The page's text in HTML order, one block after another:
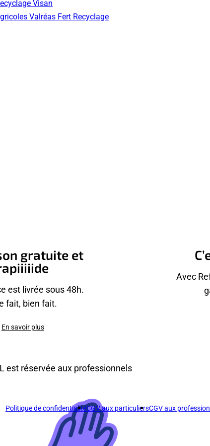
Visan
Valréas Fert Recyclage
gratuite et
est livrée sous 48h.
fait, bien fait.
En savoir plus
Avec
est réservée aux professionnels
Politique de confidentialitéCGV aux particuliersCGV aux